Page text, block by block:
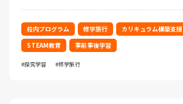
校内プログラム 修学旅行 カリキュラム構築支援
STEAM教育
事前事後学習
探究学習 修学旅行